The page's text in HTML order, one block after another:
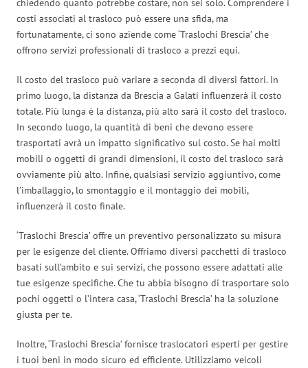
chiedendo quanto potrebbe costare, non sei solo. Comprendere i
costi associati al trasloco può essere una sfida, ma
fortunatamente, ci sono aziende come ‘Traslochi Brescia’ che
offrono servizi professionali di trasloco a prezzi equi.
Il costo del trasloco può variare a seconda di diversi fattori. In
primo luogo, la distanza da Brescia a Galati influenzerà il costo
totale. Più lunga è la distanza, più alto sarà il costo del trasloco.
In secondo luogo, la quantità di beni che devono essere
trasportati avrà un impatto significativo sul costo. Se hai molti
mobili o oggetti di grandi dimensioni, il costo del trasloco sarà
ovviamente più alto. Infine, qualsiasi servizio aggiuntivo, come
l’imballaggio, lo smontaggio e il montaggio dei mobili,
influenzerà il costo finale.
‘Traslochi Brescia’ offre un preventivo personalizzato su misura
per le esigenze del cliente. Offriamo diversi pacchetti di trasloco
basati sull’ambito e sui servizi, che possono essere adattati alle
tue esigenze specifiche. Che tu abbia bisogno di trasportare solo
pochi oggetti o l’intera casa, ‘Traslochi Brescia’ ha la soluzione
giusta per te.
Inoltre, ‘Traslochi Brescia’ fornisce traslocatori esperti per gestire
i tuoi beni in modo sicuro ed efficiente. Utilizziamo veicoli